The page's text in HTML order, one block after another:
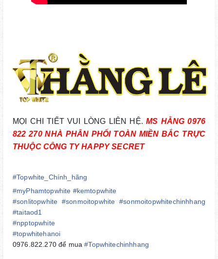
MỌI CHI TIẾT VUI LÒNG LIÊN HỆ. MS HẰNG 0976
822 270 NHÀ PHÂN PHỐI TOÀN MIỀN BẮC TRỰC
THUỘC CÔNG TY HAPPY SECRET
#Topwhite_Chính_hãng
#myPhamtopwhite #kemtopwhite
#sonlitopwhite #sonmoitopwhite #sonmoitopwhitechinhhang
#taitaod1
#npptopwhite
#topwhitehanoi
0976.822.270 để mua#Topwhitechinhhang